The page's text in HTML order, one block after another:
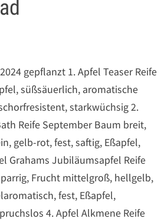
gepflanzt 1. Apfel Teaser Reife
süßsäuerlich, aromatische
starkwüchsig 2.
Reife September Baum breit,
gelb-rot, fest, saftig, Eßapfel,
Grahams Jubiläumsapfel Reife
Frucht mittelgroß, hellgelb,
fest, Eßapfel,
4. Apfel Alkmene Reife